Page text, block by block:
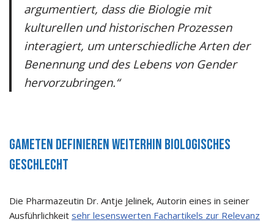
argumentiert, dass die Biologie mit
kulturellen und historischen Prozessen
interagiert, um unterschiedliche Arten der
Benennung und des Lebens von Gender
hervorzubringen.“
Gameten definieren weiterhin biologisches
Geschlecht
Die Pharmazeutin Dr. Antje Jelinek, Autorin eines in seiner
Ausführlichkeit sehr lesenswerten Fachartikels zur Relevanz